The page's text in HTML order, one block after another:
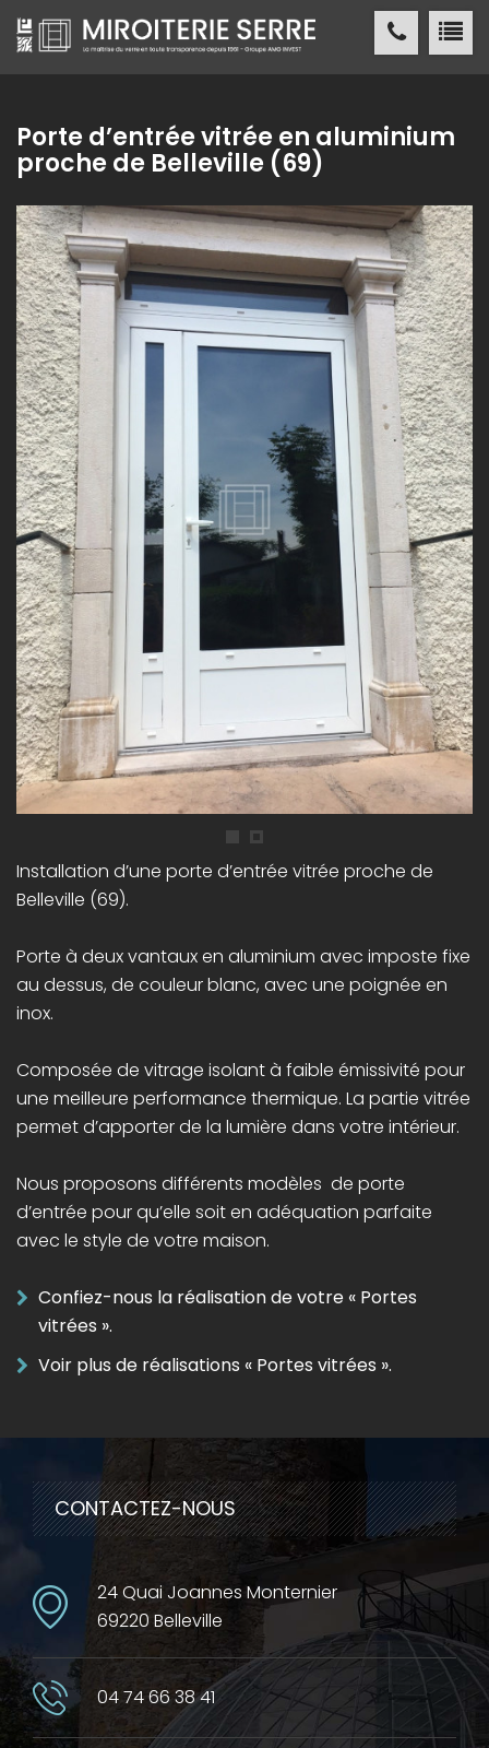
Miroiterie SERRE Création métallique
MIROITERIE SERRE
SERVICES
PRODUITS
NOSRÉALISATIONS
/ PRESSE
CONTACT
Porte d’entrée vitrée en aluminium
proche de Belleville (69)
Installation d’une porte d’entrée vitrée proche de
Belleville (69).
Porte à deux vantaux en aluminium avec imposte fixe
au dessus, de couleur blanc, avec une poignée en
inox.
Composée de vitrage isolant à faible émissivité pour
une meilleure performance thermique. La partie vitrée
permet d’apporter de la lumière dans votre intérieur.
Nous proposons différents modèles de porte
d’entrée pour qu’elle soit en adéquation parfaite
avec le style de votre maison.
Confiez-nous la réalisation de votre « Portes
vitrées ».
Voir plus de réalisations « Portes vitrées ».
CONTACTEZ-NOUS
24 Quai Joannes Monternier
69220 Belleville
04 74 66 38 41